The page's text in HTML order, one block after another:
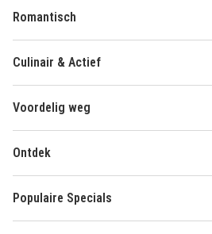
Romantisch
Culinair & Actief
Voordelig weg
Ontdek
Populaire Specials